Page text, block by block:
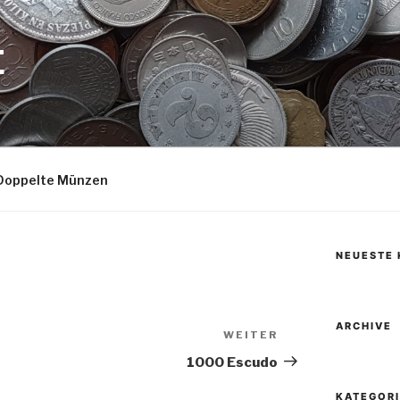
Münzen
Beitrag
WEITER
1000 Escudo
NEUESTE
ARCHIVE